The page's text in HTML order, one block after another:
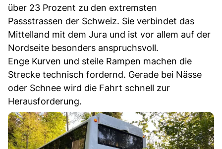
über 23 Prozent zu den extremsten
Passstrassen der Schweiz. Sie verbindet das
Mittelland mit dem Jura und ist vor allem auf der
Nordseite besonders anspruchsvoll.
Enge Kurven und steile Rampen machen die
Strecke technisch fordernd. Gerade bei Nässe
oder Schnee wird die Fahrt schnell zur
Herausforderung.